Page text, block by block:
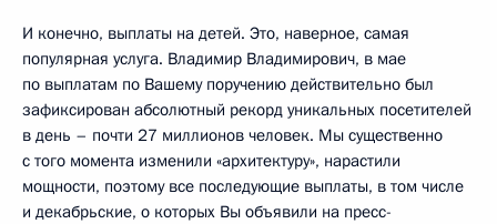
И конечно, выплаты на детей. Это, наверное, самая
популярная услуга. Владимир Владимирович, в мае
по выплатам по Вашему поручению действительно был
зафиксирован абсолютный рекорд уникальных посетителей
в день – почти 27 миллионов человек. Мы существенно
с того момента изменили «архитектуру», нарастили
мощности, поэтому все последующие выплаты, в том числе
и декабрьские, о которых Вы объявили на пресс-